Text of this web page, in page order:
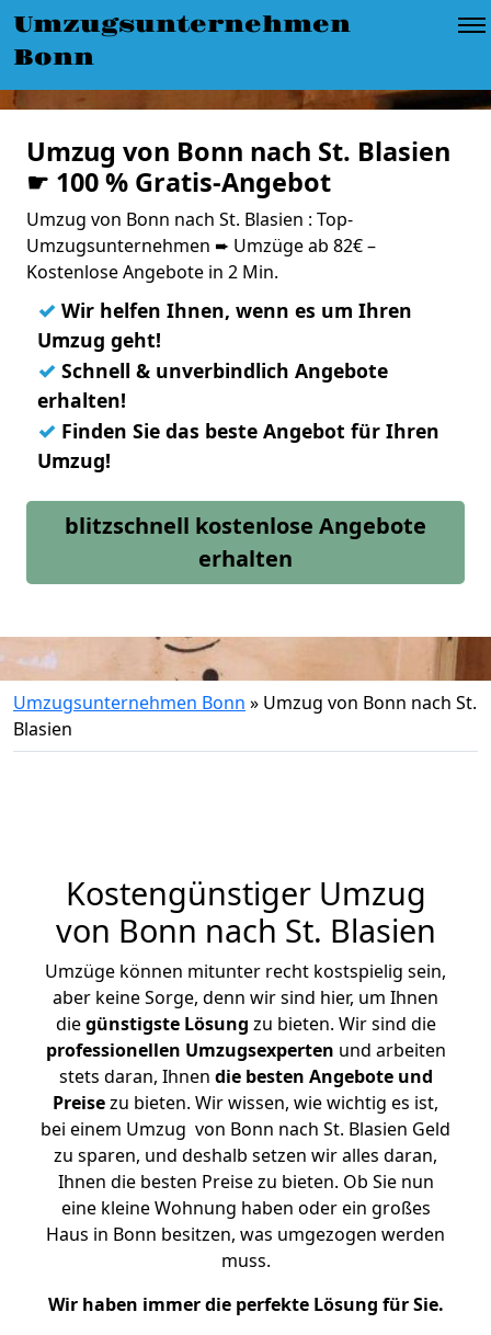
Umzugsunternehmen
Bonn
Umzug von Bonn nach St. Blasien
☛ 100 % Gratis-Angebot
Umzug von Bonn nach St. Blasien : Top-
Umzugsunternehmen ➨ Umzüge ab 82€ –
Kostenlose Angebote in 2 Min.
✓ Wir helfen Ihnen, wenn es um Ihren
Umzug geht!
✓ Schnell & unverbindlich Angebote
erhalten!
✓ Finden Sie das beste Angebot für Ihren
Umzug!
blitzschnell kostenlose Angebote
erhalten
Umzugsunternehmen Bonn » Umzug von Bonn nach St.
Blasien
Kostengünstiger Umzug
von Bonn nach St. Blasien
Umzüge können mitunter recht kostspielig sein,
aber keine Sorge, denn wir sind hier, um Ihnen
diegünstigste Lösung zu bieten. Wir sind die
professionellen Umzugsexperten und arbeiten
stets daran, Ihnen die besten Angebote und
Preisezu bieten. Wir wissen, wie wichtig es ist,
bei einem Umzug von Bonn nach St. Blasien Geld
zu sparen, und deshalb setzen wir alles daran,
Ihnen die besten Preise zu bieten. Ob Sie nun
eine kleine Wohnung haben oder ein großes
Haus in Bonn besitzen, was umgezogen werden
muss.
Wir haben immer die perfekte Lösung für Sie.